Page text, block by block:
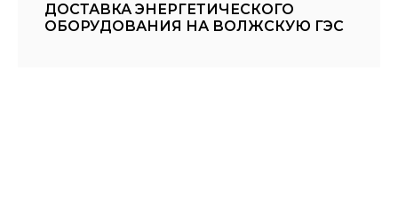
ДОСТАВКА ЭНЕРГЕТИЧЕСКОГО
ОБОРУДОВАНИЯ НА ВОЛЖСКУЮ ГЭС